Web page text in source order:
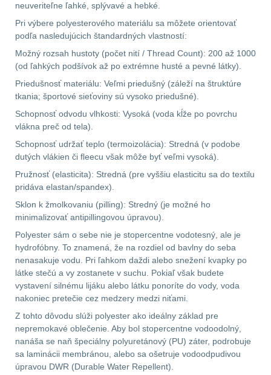
Kroužky, šňůrky,
koncovky25
Nášivky105
Samonavíjecí
držáky1
Zámky1
Nepromokavý potahy
a vaky18
Adaptéry33
Nože164
Taktická pera4
Láhve 16
Lékárničky17
Na přežití25
neuveriteľne ľahké, splývavé a hebké.
Pri výbere polyesterového materiálu sa môžete orientovať
podľa nasledujúcich štandardných vlastností:
Možný rozsah hustoty (počet nití / Thread Count): 200 až 1000
(od ľahkých podšívok až po extrémne husté a pevné látky).
Priedušnosť materiálu: Veľmi priedušný (záleží na štruktúre
tkania; športové sieťoviny sú vysoko priedušné).
Schopnosť odvodu vlhkosti: Vysoká (voda kĺže po povrchu
vlákna preč od tela).
Schopnosť udržať teplo (termoizolácia): Stredná (v podobe
dutých vlákien či fleecu však môže byť veľmi vysoká).
Pružnosť (elasticita): Stredná (pre vyššiu elasticitu sa do textilu
pridáva elastan/spandex).
Sklon k žmolkovaniu (pilling): Stredný (je možné ho
minimalizovať antipillingovou úpravou).
Polyester sám o sebe nie je stopercentne vodotesný, ale je
hydrofóbny. To znamená, že na rozdiel od bavlny do seba
nenasakuje vodu. Pri ľahkom daždi alebo snežení kvapky po
látke stečú a vy zostanete v suchu. Pokiaľ však budete
vystavení silnému lijáku alebo látku ponoríte do vody, voda
nakoniec pretečie cez medzery medzi niťami.
Z tohto dôvodu slúži polyester ako ideálny základ pre
nepremokavé oblečenie. Aby bol stopercentne vodoodolný,
nanáša se naň špeciálny polyuretánový (PU) záter, podrobuje
sa laminácii membránou, alebo sa ošetruje vodoodpudivou
úpravou DWR (Durable Water Repellent).